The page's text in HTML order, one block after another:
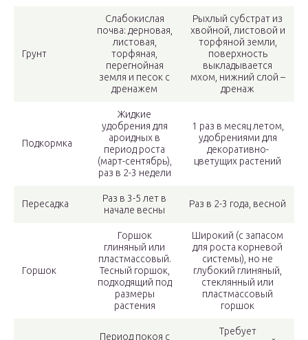
Грунт
Слабокислая
почва: дерновая,
листовая,
торфяная,
перегнойная
земля и песок с
дренажем
Рыхлый субстрат из
хвойной, листовой и
торфяной земли,
поверхность
выкладывается
мхом, нижний слой –
дренаж
Подкормка
Жидкие
удобрения для
ароидных в
период роста
(март-сентябрь),
раз в 2-3 недели
1 раз в месяц летом,
удобрениями для
декоративно-
цветущих растений
Пересадка
Раз в 3-5 лет в
начале весны
Раз в 2-3 года, весной
Горшок
Горшок
глиняный или
пластмассовый.
Тесный горшок,
подходящий под
размеры
растения
Широкий (с запасом
для роста корневой
системы), но не
глубокий глиняный,
стеклянный или
пластмассовый
горшок
Период покоя с
Требует